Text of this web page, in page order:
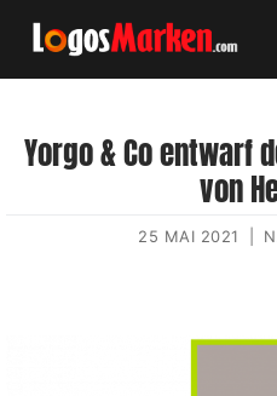
Yorgo & Co entwarf
von
25 MAI 2021